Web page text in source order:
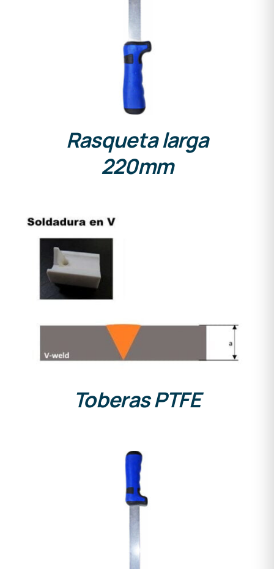
DETALLES
Rasqueta larga
220mm
Toberas PTFE
DETALLES